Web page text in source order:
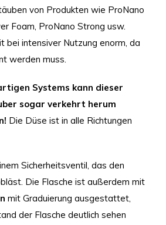
von Produkten wie ProNano
Foam, ProNano Strong usw.
bei intensiver Nutzung enorm, da
werden muss.
Systems kann dieser
sogar verkehrt herum
Die Düse ist in alle Richtungen
Sicherheitsventil, das den
Die Flasche ist außerdem mit
mit Graduierung ausgestattet,
der Flasche deutlich sehen